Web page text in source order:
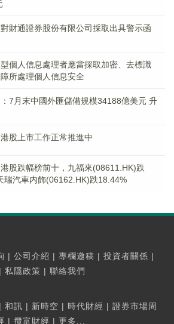
財通證券股份有限公司採取出具警示函
個人信息處理者應當採取加密、去標識
所處理個人信息安全
7月末中國外匯儲備規模34188億美元 升
股上市工作正常推進中
港股跌幅榜前十，九福來(08611.HK)跌
瑞汽車内飾(06162.HK)跌18.44%
| 公司介紹 | 專欄邀稿 | 投資者關係 |
| 私隱政策 | 聯絡我們
| 和訊 | 新時空 | 時代財經 | 證券市場周
| 攬富財經 | 更多...